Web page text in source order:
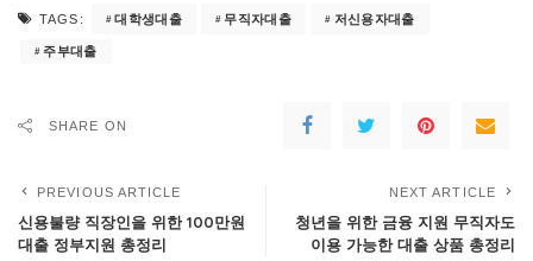
TAGS: 대학생대출 무직자대출 저신용자대출
주부대출
SHARE ON
PREVIOUS ARTICLE
신용불량 직장인을 위한 100만원
대출 정부지원 총정리
NEXT ARTICLE
청년을 위한 금융 지원 무직자도
이용 가능한 대출 상품 총정리